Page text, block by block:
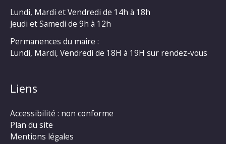
Lundi, Mardi et Vendredi de 14h à 18h
Jeudi et Samedi de 9h à 12h
Permanences du maire :
Lundi, Mardi, Vendredi de 18H à 19H sur rendez-vous
Liens
Accessibilité : non conforme
Plan du site
Mentions légales